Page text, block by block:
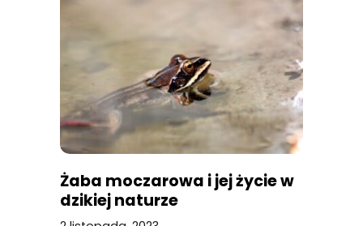
Żaba moczarowa i jej życie w
dzikiej naturze